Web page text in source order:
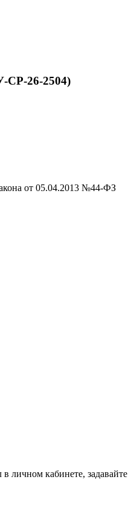
СР-26-2504)
от 05.04.2013 №44-ФЗ
личном кабинете, задавайте